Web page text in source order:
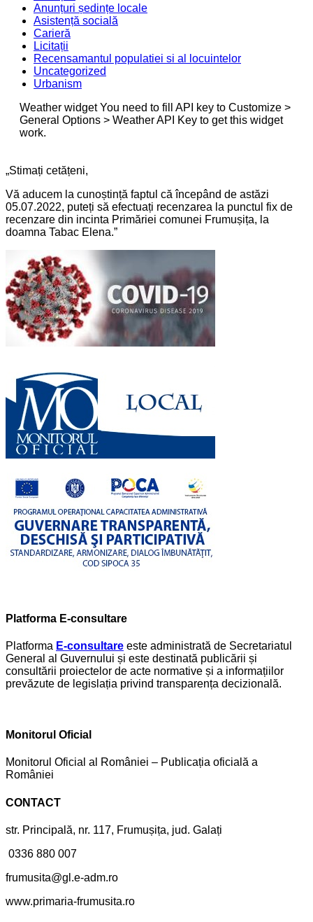
Anunțuri ședințe locale
Asistență socială
Carieră
Licitații
Recensamantul populatiei si al locuintelor
Uncategorized
Urbanism
Weather widgetYou need to fill API key to Customize >
General Options > Weather API Key to get this widget
work.
„Stimați cetățeni,
Vă aducem la cunoștință faptul că începând de astăzi
05.07.2022, puteți să efectuați recenzarea la punctul fix de
recenzare din incinta Primăriei comunei Frumușița, la
doamna Tabac Elena.”
Platforma E-consultare
Platforma E-consultare este administrată de Secretariatul
General al Guvernului și este destinată publicării și
consultării proiectelor de acte normative și a informațiilor
prevăzute de legislația privind transparența decizională.
Monitorul Oficial
Monitorul Oficial al României – Publicația oficială a
României
CONTACT
str. Principală, nr. 117, Frumușița, jud. Galați
0336 880 007
frumusita@gl.e-adm.ro
www.primaria-frumusita.ro